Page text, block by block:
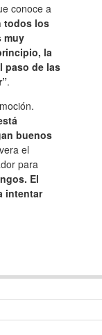
conoce a
todos los
muy
la
paso de las
.
buenos
el
para
El
intentar